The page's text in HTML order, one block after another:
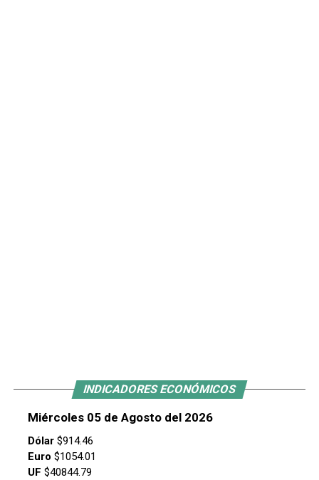
INDICADORES ECONÓMICOS
Miércoles 05 de Agosto del 2026
Dólar$914.46
Euro $1054.01
UF $40844.79